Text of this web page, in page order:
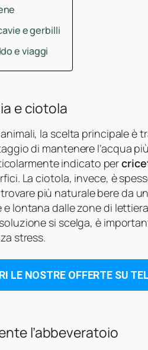
e gerbilli
e viaggi
e ciotola
la scelta principale è
di mantenere l’acqua
indicato per
La ciotola, invece, è
più naturale bere da
lontana dalle zone di
si scelga, è
stress.
LE NOSTRE OFFERTE SU
l’abbeveratoio